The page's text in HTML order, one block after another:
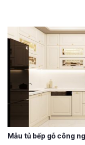
Mẫu tủ bếp gỗ công